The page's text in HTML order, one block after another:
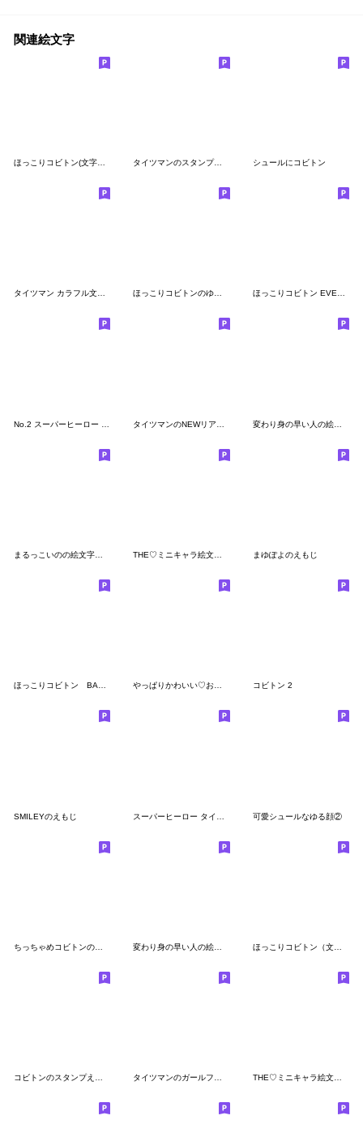
関連絵文字
タイツマンのスタンプえもじ シュールにコビトン
タイツマン カラフル文字の絵文字 ほっこりコビトンのゆるかわ全身絵文字 ほっこりコビトン EVERYDAY
変わり身の早い人の絵文字③
まゆぽよのえもじ
ほっこりコビトン BASIC やっぱりかわいい♡おもしろ絵文字1 コビトン 2
SMILEYのえもじ 可愛シュールなゆる顔②
ほっこりコビトン（文字入り）パート2
コビトンのスタンプえもじ タイツマンのガールフレンドのえもじ THE♡ミニキャラ絵文字3【キモカワ】